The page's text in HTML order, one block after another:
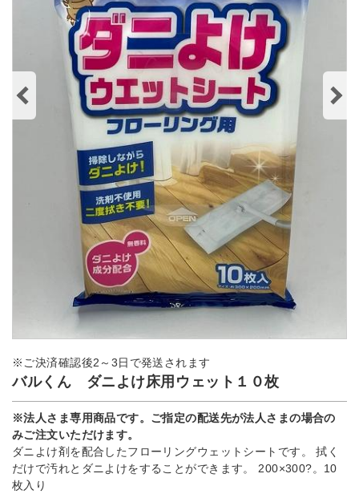
※ご決済確認後2～3日で発送されます
バルくん ダニよけ床用ウェット１０枚
※法人さま専用商品です。ご指定の配送先が法人さまの場合の
みご注文いただけます。
ダニよけ剤を配合したフローリングウェットシートです。 拭く
だけで汚れとダニよけをすることができます。 200×300?。10
枚入り